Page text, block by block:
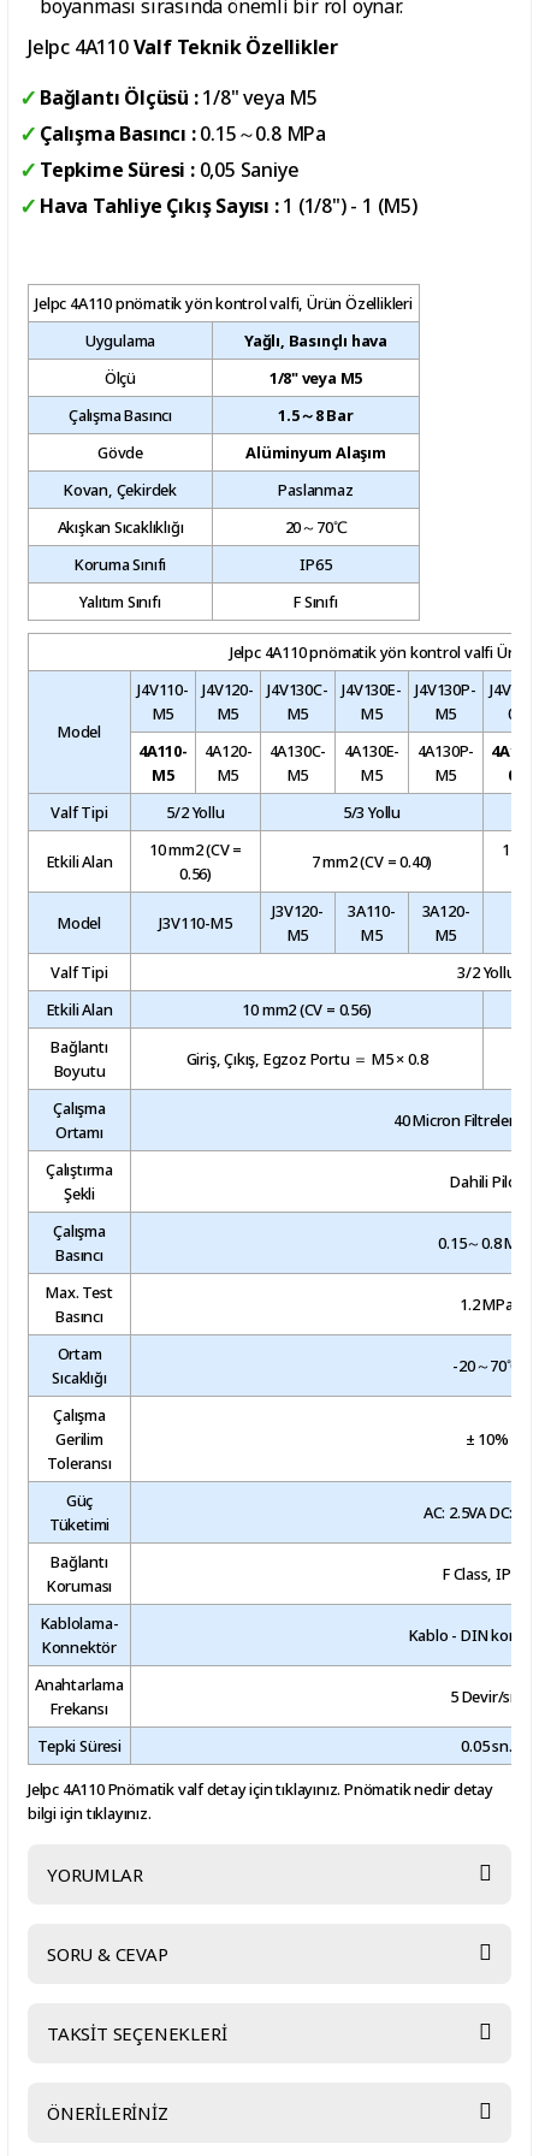
boyanması sırasında önemli bir rol oynar.
Jelpc 4A110Valf Teknik Özellikler
Bağlantı Ölçüsü :1/8" veya M5
Çalışma Basıncı :0.15～0.8 MPa
Tepkime Süresi :0,05 Saniye
Hava Tahliye Çıkış Sayısı :1 (1/8") - 1 (M5)
Jelpc 4A110 pnömatik yön kontrol valfi, Ürün Özellikleri
Uygulama
Yağlı, Basınçlı hava
Ölçü
1/8" veya M5
Çalışma Basıncı
1.5～8 Bar
Gövde
Alüminyum Alaşım
Kovan, Çekirdek
Paslanmaz
Akışkan Sıcaklıklığı
20～70℃
Koruma Sınıfı
IP65
Yalıtım Sınıfı
F Sınıfı
Jelpc 4A110 pnömatik yön kontrol valfi Ürün
Model
J4V110-
M5
J4V120-
M5
J4V130C-
M5
J4V130E-
M5
J4V130P-
M5
06
4A110-
M5
4A120-
M5
4A130C-
M5
4A130E-
M5
4A130P-
M5
4A110-
06
Valf Tipi
5/2 Yollu 5/3 Yollu
Etkili Alan
10 mm2 (CV =
0.56)
7 mm2 (CV = 0.40)
12
Model J3V110-M5
J3V120-
M5
3A110-
M5
3A120-
M5
Valf Tipi
3/2 Yollu
Etkili Alan
10 mm2 (CV = 0.56)
Bağlantı
Boyutu
Giriş, Çıkış, Egzoz Portu ＝ M5 × 0.8
Çalışma
Ortamı
40 Micron
Çalıştırma
Şekli
Dahili Pilot
Çalışma
Basıncı
0.15～0.8 MPa
Max. Test
Basıncı
1.2 MPa
Ortam
Sıcaklığı
-20～70℃
Çalışma
Gerilim
Toleransı
± 10%
Güç
Tüketimi
AC: 2.5VA DC:
Bağlantı
Koruması
F Class, IP 65
Kablolama-
Konnektör
Kablo - DIN
Anahtarlama
Frekansı
5 Devir/sn.
Tepki Süresi
0.05 sn.
Jelpc 4A110 Pnömatik valf detay için tıklayınız.Pnömatik nedirdetay
bilgi için tıklayınız.
YORUMLAR
SORU & CEVAP
TAKSİT SEÇENEKLERİ
ÖNERİLERİNİZ